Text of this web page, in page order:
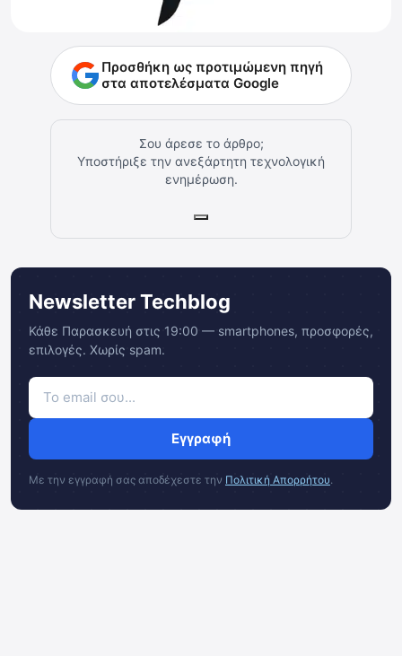
Προσθήκη ως προτιμώμενη πηγή
στα αποτελέσματα Google
Σου άρεσε το άρθρο;
Υποστήριξε την ανεξάρτητη τεχνολογική
ενημέρωση.
Newsletter Techblog
Κάθε Παρασκευή στις 19:00 — smartphones, προσφορές,
επιλογές. Χωρίς spam.
Εγγραφή
Με την εγγραφή σας αποδέχεστε την Πολιτική Απορρήτου.